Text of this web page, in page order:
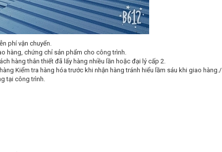
phí vận chuyển.
hàng, chứng chỉ sản phẩm cho công trình.
hàng thân thiết đã lấy hàng nhiều lần hoặc đại lý cấp 2.
Kiểm tra hàng hóa trước khi nhận hàng tránh hiểu lầm sáu khi giao hàng./
tại công trình.